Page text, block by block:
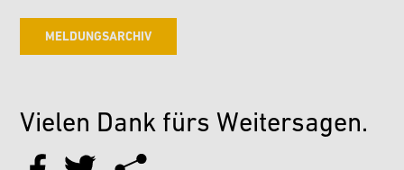
MELDUNGSARCHIV
Vielen Dank fürs Weitersagen.